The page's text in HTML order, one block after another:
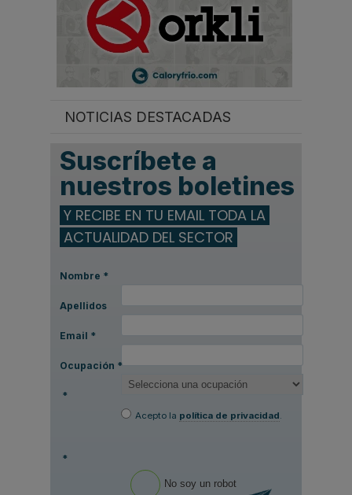
NOTICIAS DESTACADAS
Suscríbete a
nuestros boletines
Y RECIBE EN TU EMAIL TODA LA
ACTUALIDAD DEL SECTOR
Nombre *
Apellidos
Email *
Ocupación *
*
Acepto la política de privacidad.
*
No soy un robot